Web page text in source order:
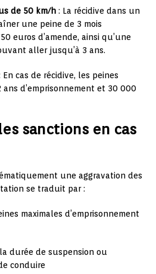
de 50 km/h : La récidive dans un
une peine de 3 mois
euros d’amende, ainsi qu’une
aller jusqu’à 3 ans.
En cas de récidive, les peines
d’emprisonnement et 30 000
sanctions en cas
une aggravation des
se traduit par :
maximales d’emprisonnement
durée de suspension ou
conduire